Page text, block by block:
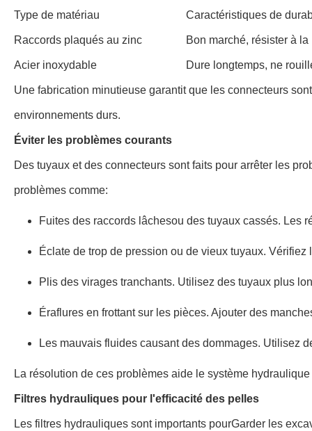
Type de matériau Caractéristiques de
Raccords plaqués au zinc Bon marché, résister à
Acier inoxydable Dure longtemps, ne
Une fabrication minutieuse garantit que les connecteurs
environnements durs.
Éviter les problèmes courants
Des tuyaux et des connecteurs sont faits pour arrêter les
problèmes comme:
Fuites des raccords lâchesou des tuyaux cassés. Les
Éclate de trop de pression ou de vieux tuyaux.
Plis des virages tranchants. Utilisez des tuyaux plus
Éraflures en frottant sur les pièces. Ajouter des
Les mauvais fluides causant des dommages. Utilisez
La résolution de ces problèmes aide le système
Filtres hydrauliques pour l'efficacité des pelles
Les filtres hydrauliques sont importants pourGarder les